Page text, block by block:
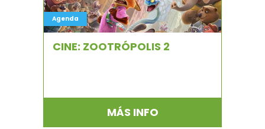
Agenda
CINE: ZOOTRÓPOLIS 2
MÁS INFO